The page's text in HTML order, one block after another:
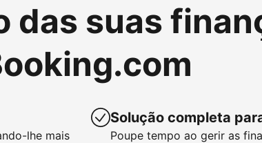
das suas
lhe mais
Solução completa
Poupe tempo ao gerir as